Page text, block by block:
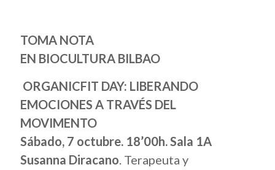
TOMA NOTA
EN BIOCULTURA BILBAO
ORGANICFIT DAY: LIBERANDO
EMOCIONES A TRAVÉS DEL
MOVIMENTO
Sábado, 7 octubre. 18’00h. Sala 1A
Susanna Diracano. Terapeuta y